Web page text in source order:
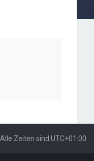
Alle Zeiten sind UTC+01:00